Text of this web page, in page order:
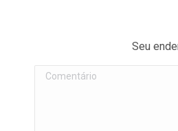
Seu
Comentário